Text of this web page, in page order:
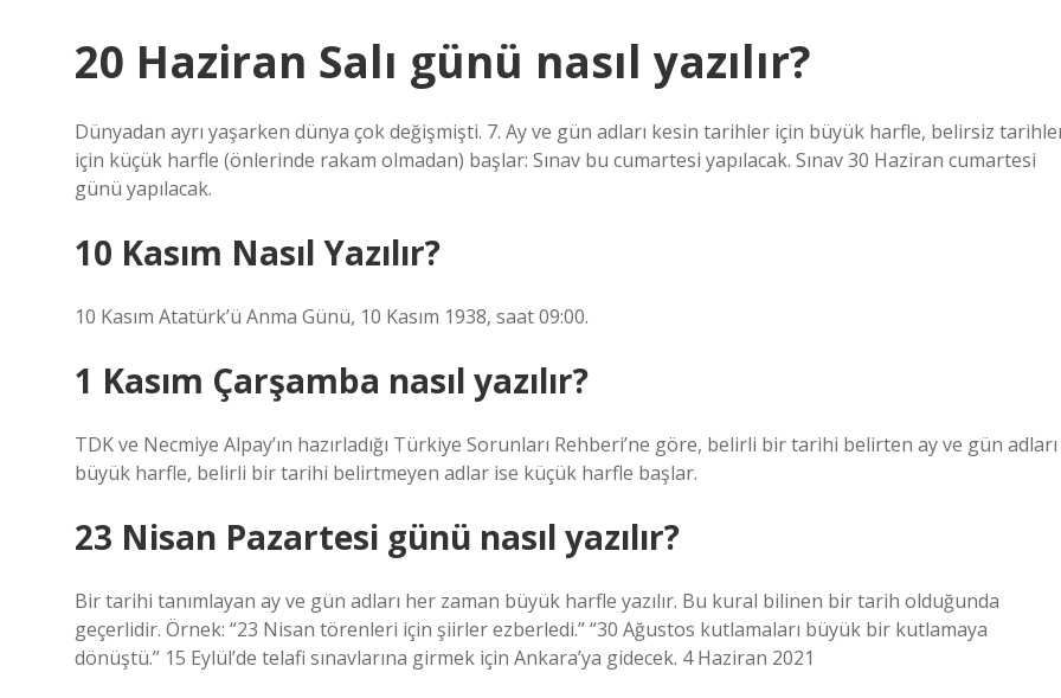
20 Haziran Salı günü nasıl yazılır?
Dünyadan ayrı yaşarken dünya çok değişmişti. 7. Ay ve gün adları kesin tarihler için büyük harfle, belirsiz
için küçük harfle (önlerinde rakam olmadan) başlar: Sınav bu cumartesi yapılacak. Sınav 30 Haziran cumartesi
günü yapılacak.
10 Kasım Nasıl Yazılır?
10 Kasım Atatürk’ü Anma Günü, 10 Kasım 1938, saat 09:00.
1 Kasım Çarşamba nasıl yazılır?
TDK ve Necmiye Alpay’ın hazırladığı Türkiye Sorunları Rehberi’ne göre, belirli bir tarihi belirten ay ve gün adları
büyük harfle, belirli bir tarihi belirtmeyen adlar ise küçük harfle başlar.
23 Nisan Pazartesi günü nasıl yazılır?
Bir tarihi tanımlayan ay ve gün adları her zaman büyük harfle yazılır. Bu kural bilinen bir tarih olduğunda
geçerlidir. Örnek: “23 Nisan törenleri için şiirler ezberledi.” “30 Ağustos kutlamaları büyük bir kutlamaya
dönüştü.” 15 Eylül’de telafi sınavlarına girmek için Ankara’ya gidecek. 4 Haziran 2021